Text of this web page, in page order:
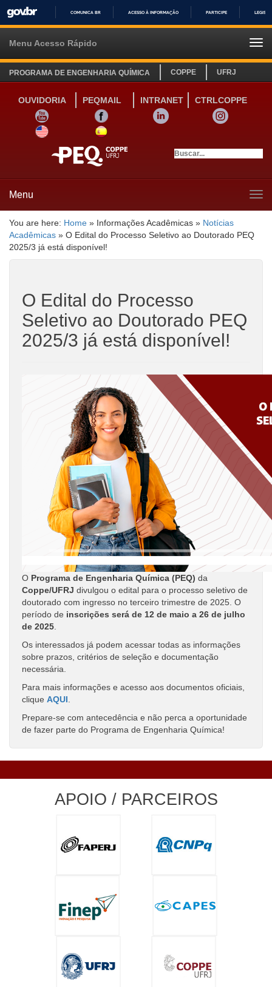
IR
COMUNICA BR ACESSO À INFORMAÇÃO PARTICIPE
Menu Acesso Rápido
PROGRAMA DE ENGENHARIA QUÍMICA COPPE UFRJ
OUVIDORIA PEQMAIL INTRANET
CTRLCOPPE
YOUTUBE
FACEBOOK LINKEDIN
INSTAGRAM
SITE INGLÊS
LINK SITE ESPANHOL
Menu
You are here: Home » Informações Acadêmicas » Notícias
Acadêmicas » O Edital do Processo Seletivo ao Doutorado PEQ
2025/3 já está disponível!
O Edital do Processo
Seletivo ao Doutorado PEQ
2025/3 já está disponível!
O Programa de Engenharia Química (PEQ) da
Coppe/UFRJ divulgou o edital para o processo seletivo de
doutorado com ingresso no terceiro trimestre de 2025. O
período de inscrições será de 12 de maio a 26 de julho
de 2025
Os interessados já podem acessar todas as informações
sobre prazos, critérios de seleção e documentação
necessária.
Para mais informações e acesso aos documentos oficiais,
clique AQUI
Prepare-se com antecedência e não perca a oportunidade
de fazer parte do Programa de Engenharia Química!
APOIO / PARCEIROS